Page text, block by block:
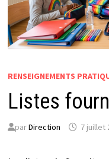
RENSEIGNEMENTS
Listes
parDirection 7 juillet